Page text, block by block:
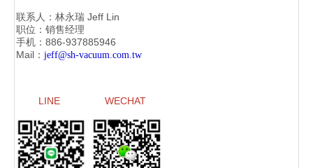
联系人：林永瑞 Jeff Lin
职位：销售经理
手机：886-937885946
Mail： jeff@sh-vacuum.com.tw
LINE WECHAT